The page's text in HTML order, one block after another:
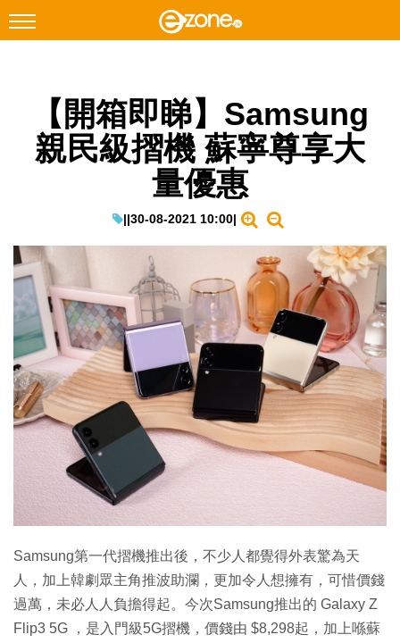
Facebook Instagram
科技焦點
教學評測
EduTech
IT Times
生成式AI與雲端應用
Enterprise Digital Transformation
特集
【開箱即睇】Samsung
親民級摺機 蘇寧尊享大
量優惠
||30-08-2021 10:00|
Samsung第一代摺機推出後，不少人都覺得外表驚為天
人，加上韓劇眾主角推波助瀾，更加令人想擁有，可惜價錢
過萬，未必人人負擔得起。今次Samsung推出的 Galaxy Z
Flip3 5G ，是入門級5G摺機，價錢由 $8,298起，加上喺蘇